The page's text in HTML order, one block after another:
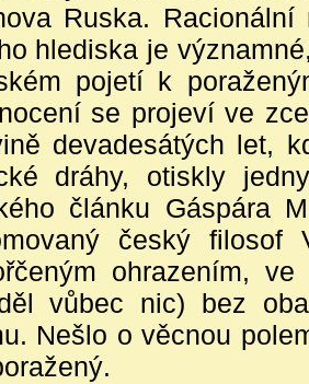
Ruska.
hlediska je
pojetí k
se projeví ve
devadesátých let,
dráhy, otiskly
článku Gáspára
český filosof
ohrazením,
vůbec nic) bez
Nešlo o věcnou